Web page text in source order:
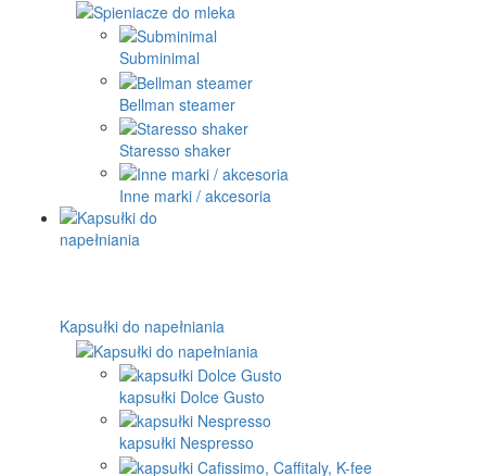
Subminimal
Bellman steamer
Staresso shaker
Inne marki / akcesoria
Kapsułki do napełniania
kapsułki Dolce Gusto
kapsułki Nespresso